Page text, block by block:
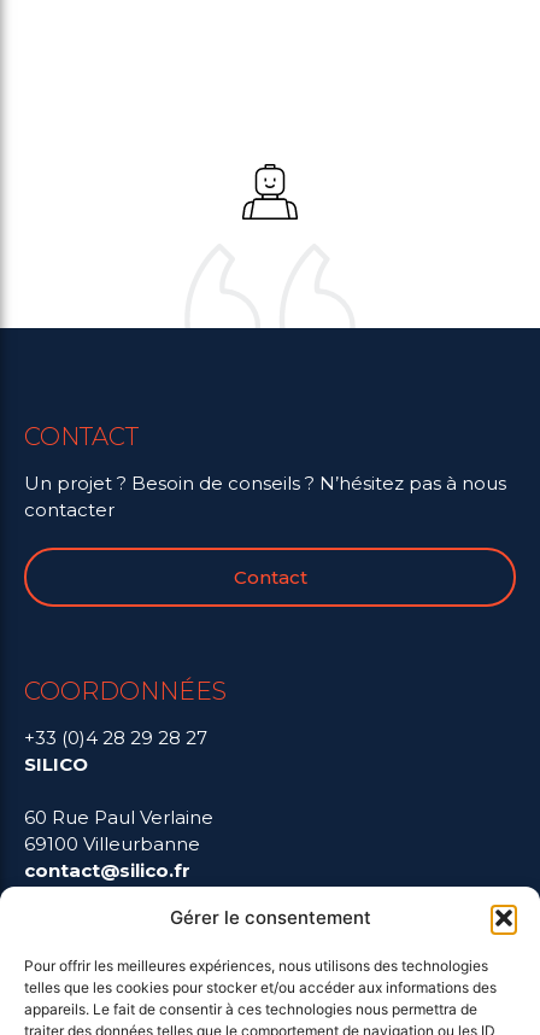
Gérer le consentement
Pour offrir les meilleures expériences, nous utilisons des technologies
telles que les cookies pour stocker et/ou accéder aux informations des
appareils. Le fait de consentir à ces technologies nous permettra de
traiter des données telles que le comportement de navigation ou les ID
CONTACT
Un projet ? Besoin de conseils ? N’hésitez pas à nous
contacter
Contact
COORDONNÉES
+33 (0)4 28 29 28 27
SILICO
60 Rue Paul Verlaine
69100 Villeurbanne
contact@silico.fr
LIENS UTILES